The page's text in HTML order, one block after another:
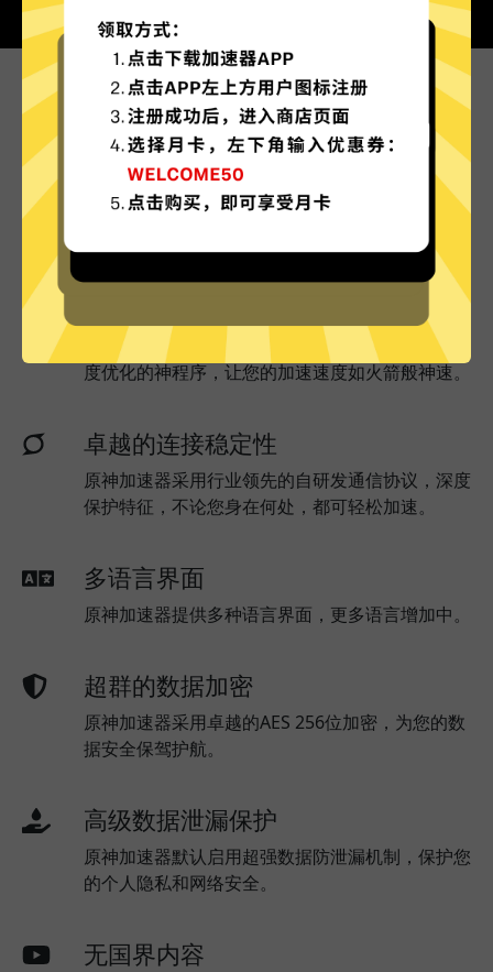
为什么选择原神加速器?
更多服务器地区选择
原神加速器现已拥有超多加速服务器节点，并且还
原神加速器已为所有原神加速器服务器部署实时速
度优化的神程序，让您的加速速度如火箭般神速。
卓越的连接稳定性
原神加速器采用行业领先的自研发通信协议，深度
保护特征，不论您身在何处，都可轻松加速。
多语言界面
原神加速器提供多种语言界面，更多语言增加中。
超群的数据加密
原神加速器采用卓越的AES 256位加密，为您的数
据安全保驾护航。
高级数据泄漏保护
原神加速器默认启用超强数据防泄漏机制，保护您
的个人隐私和网络安全。
无国界内容